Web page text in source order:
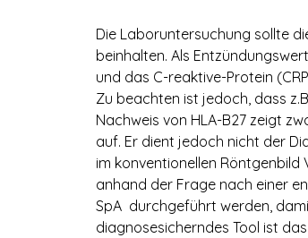
Die Laboruntersuchung sollte
beinhalten. Als
und das C-reaktive-Protein
Zu beachten ist jedoch, dass
Nachweis von HLA-B27 zeigt
auf. Er dient jedoch nicht der
im konventionellen
anhand der Frage nach einer
SpA durchgeführt werden,
diagnosesicherndes Tool ist